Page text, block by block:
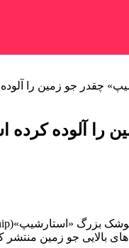
چقدر جو زمین را
را آلوده کرده
بالایی جو زمین منتشر